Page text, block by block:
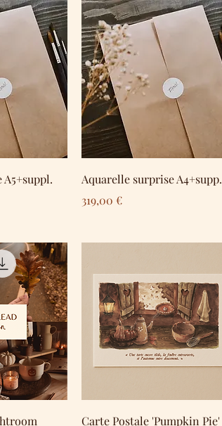
Schnellansicht
Aquarelle surprise A4+supp.
Preis
319,00 €
Schnellansicht
Carte Postale 'Pumpkin Pie'